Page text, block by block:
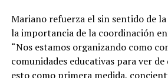
Mariano refuerza el sin sentido de
la importancia de la coordinación
“Nos estamos organizando como
comunidades educativas para ver
esto como primera medida,